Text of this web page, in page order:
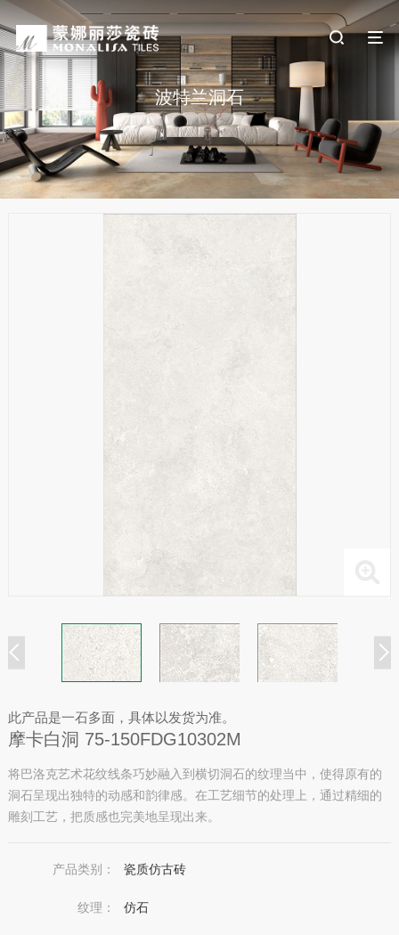
波特兰洞石
此产品是一石多面，具体以发货为准。
摩卡白洞 75-150FDG10302M
将巴洛克艺术花纹线条巧妙融入到横切洞石的纹理当中，使得原有的
洞石呈现出独特的动感和韵律感。在工艺细节的处理上，通过精细的
雕刻工艺，把质感也完美地呈现出来。
产品类别： 瓷质仿古砖
纹理： 仿石